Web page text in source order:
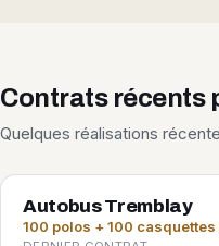
Contrats récents
Quelques réalisations
Autobus Tremblay
100 polos + 100